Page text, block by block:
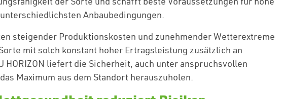
Anbaubedingungen.
steigender Produktionskosten und zunehmender Wetterextreme
mit solch konstant hoher Ertragsleistung zusätzlich an
HORIZON liefert die Sicherheit, auch unter anspruchsvollen
Maximum aus dem Standort herauszuholen.